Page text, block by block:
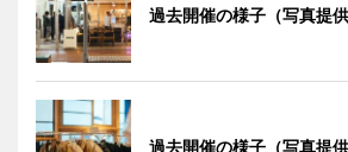
過去開催の様子（写真提
過去開催の様子（写真提